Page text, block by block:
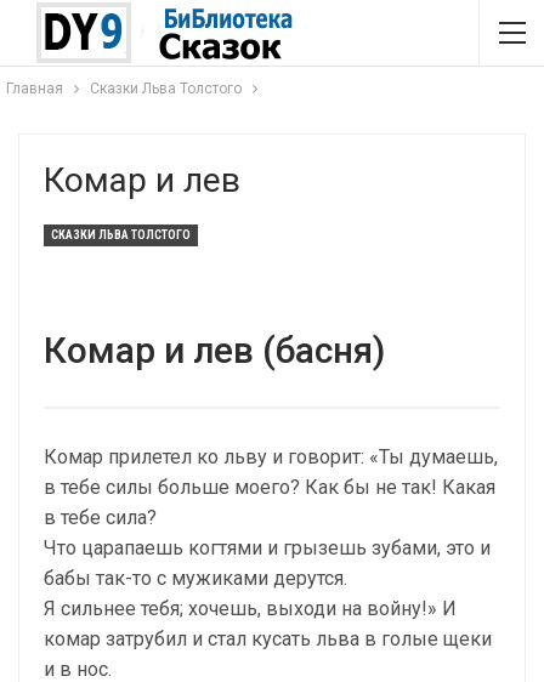
Главная Сказки Льва Толстого
Комар и лев
СКАЗКИ ЛЬВА ТОЛСТОГО
Комар и лев (басня)
Комар прилетел ко льву и говорит: «Ты думаешь,
в тебе силы больше моего? Как бы не так! Какая
в тебе сила?
Что царапаешь когтями и грызешь зубами, это и
бабы так-то с мужиками дерутся.
Я сильнее тебя; хочешь, выходи на войну!» И
комар затрубил и стал кусать льва в голые щеки
и в нос.